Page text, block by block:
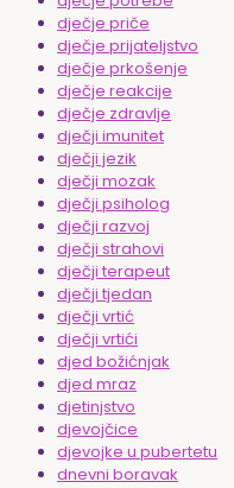
dječje priče
dječje prijateljstvo
dječje prkošenje
dječje reakcije
dječje zdravlje
dječji imunitet
dječji jezik
dječji mozak
dječji psiholog
dječji razvoj
dječji strahovi
dječji terapeut
dječji tjedan
dječji vrtić
dječji vrtići
djed božićnjak
djed mraz
djetinjstvo
djevojčice
djevojke u pubertetu
dnevni boravak